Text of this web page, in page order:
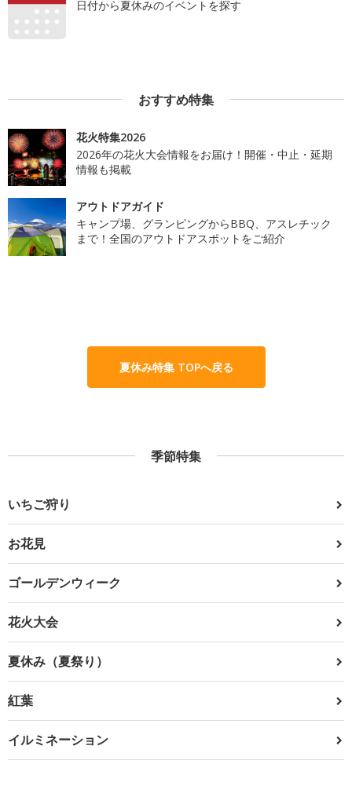
日付から夏休みのイベントを探す
おすすめ特集
花火特集2026
2026年の花火大会情報をお届け！開催・中止・延期
情報も掲載
アウトドアガイド
キャンプ場、グランピングからBBQ、アスレチック
まで！全国のアウトドアスポットをご紹介
夏休み特集 TOPへ戻る
季節特集
いちご狩り
お花見
ゴールデンウィーク
花火大会
夏休み（夏祭り）
紅葉
イルミネーション